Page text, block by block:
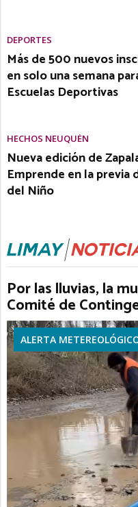
DEPORTES
Más de 500 nuevos
en solo una semana
Escuelas Deportivas
HECHOS NEUQUÉN
Nueva edición de
Emprende en la previa
del Niño
Por las lluvias, la
Comité de
ALERTA